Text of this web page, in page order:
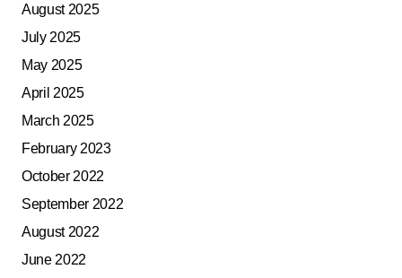
August 2025
July 2025
May 2025
April 2025
March 2025
February 2023
October 2022
September 2022
August 2022
June 2022